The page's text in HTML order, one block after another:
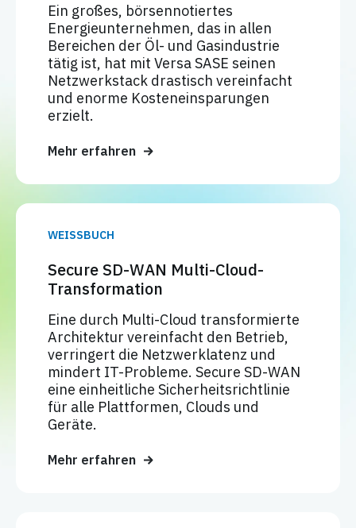
Ein großes, börsennotiertes
Energieunternehmen, das in allen
Bereichen der Öl- und Gasindustrie
tätig ist, hat mit Versa SASE seinen
Netzwerkstack drastisch vereinfacht
und enorme Kosteneinsparungen
erzielt.
Mehr erfahren
WEISSBUCH
Secure SD-WAN Multi-Cloud-
Transformation
Eine durch Multi-Cloud transformierte
Architektur vereinfacht den Betrieb,
verringert die Netzwerklatenz und
mindert IT-Probleme. Secure SD-WAN
eine einheitliche Sicherheitsrichtlinie
für alle Plattformen, Clouds und
Geräte.
Mehr erfahren